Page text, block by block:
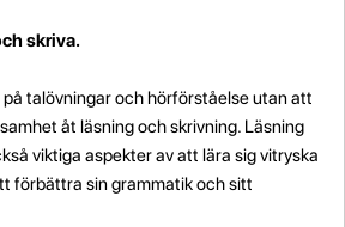
skriva.
talövningar och hörförståelse utan att
åt läsning och skrivning. Läsning
viktiga aspekter av att lära sig vitryska
förbättra sin grammatik och sitt